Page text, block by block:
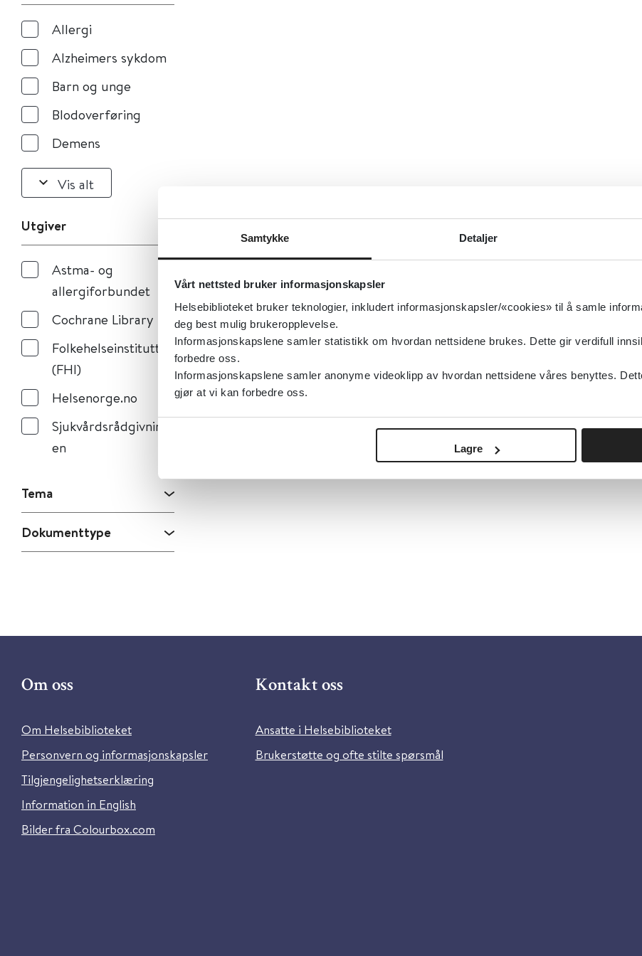
Samtykke Detaljer
Vårt nettsted bruker informasjonskapsler
Helsebiblioteket bruker teknologier, inkludert informasjonskapsler/«cookies» til å samle
deg best mulig brukeropplevelse.
Informasjonskapslene samler statistikk om hvordan nettsidene brukes. Dette gir verdifull
forbedre oss.
Informasjonskapslene samler anonyme videoklipp av hvordan nettsidene våres benyttes.
gjør at vi kan forbedre oss.
Lagre
Allergi
Alzheimers sykdom
Barn og unge
Blodoverføring
Demens
Vis alt
Utgiver
Astma- og
allergiforbundet
Cochrane Library
Folkehelseinstituttet
(FHI)
Helsenorge.no
Sjukvårdsrådgivning
en
Tema
Dokumenttype
Om oss
Om Helsebiblioteket
Personvern og informasjonskapsler
Tilgjengelighetserklæring
Information in English
Bilder fra Colourbox.com
Kontakt oss
Ansatte i Helsebiblioteket
Brukerstøtte og ofte stilte spørsmål